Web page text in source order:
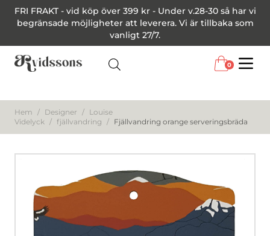
FRI FRAKT - vid köp över 399 kr - Under v.28-30 så har vi
begränsade möjligheter att leverera. Vi är tillbaka som
vanligt 27/7.
0
Hem / Designer / Louise
Videlyck / fjällvandring / Fjällvandring orange serveringsbräda